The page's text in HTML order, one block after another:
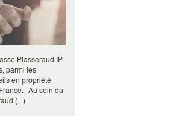
Plasseraud IP
parmi les
en propriété
Au sein du
(...)